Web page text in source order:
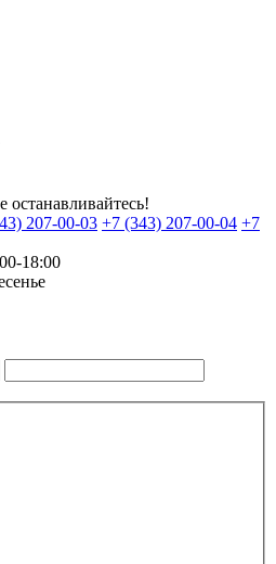
останавливайтесь!
207-00-03 +7 (343) 207-00-04 +7
18:00